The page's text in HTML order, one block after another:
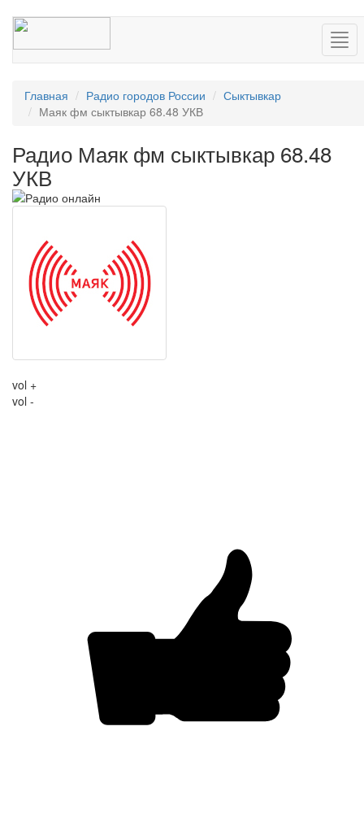
Главная Радио городов России
Сыктывкар
Маяк фм сыктывкар 68.48 УКВ
Радио Маяк фм сыктывкар 68.48
УКВ
vol +
vol -